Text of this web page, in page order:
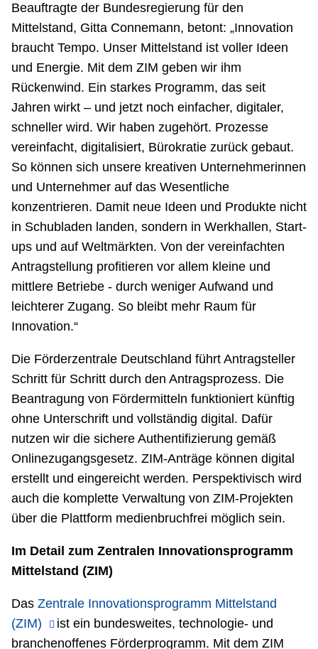
Beauftragte der Bundesregierung für den
Mittelstand, Gitta Connemann, betont: „Innovation
braucht Tempo. Unser Mittelstand ist voller Ideen
und Energie. Mit dem ZIM geben wir ihm
Rückenwind. Ein starkes Programm, das seit
Jahren wirkt – und jetzt noch einfacher, digitaler,
schneller wird. Wir haben zugehört. Prozesse
vereinfacht, digitalisiert, Bürokratie zurück gebaut.
So können sich unsere kreativen Unternehmerinnen
und Unternehmer auf das Wesentliche
konzentrieren. Damit neue Ideen und Produkte nicht
in Schubladen landen, sondern in Werkhallen, Start-
ups und auf Weltmärkten. Von der vereinfachten
Antragstellung profitieren vor allem kleine und
mittlere Betriebe - durch weniger Aufwand und
leichterer Zugang. So bleibt mehr Raum für
Innovation.“
Die Förderzentrale Deutschland führt Antragsteller
Schritt für Schritt durch den Antragsprozess. Die
Beantragung von Fördermitteln funktioniert künftig
ohne Unterschrift und vollständig digital. Dafür
nutzen wir die sichere Authentifizierung gemäß
Onlinezugangsgesetz. ZIM-Anträge können digital
erstellt und eingereicht werden. Perspektivisch wird
auch die komplette Verwaltung von ZIM-Projekten
über die Plattform medienbruchfrei möglich sein.
Im Detail zum Zentralen Innovationsprogramm
Mittelstand (ZIM)
Das Zentrale Innovationsprogramm Mittelstand
(ZIM)
ist ein bundesweites, technologie- und
branchenoffenes Förderprogramm. Mit dem ZIM